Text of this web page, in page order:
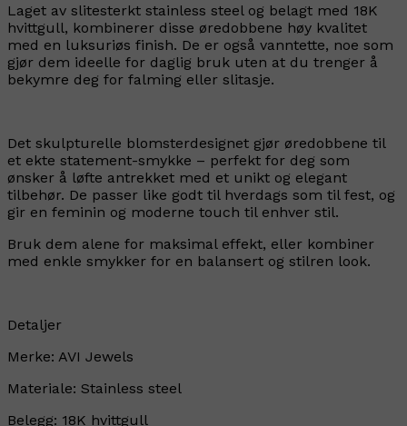
Laget av slitesterkt stainless steel og belagt med 18K
hvittgull, kombinerer disse øredobbene høy kvalitet
med en luksuriøs finish. De er også vanntette, noe som
gjør dem ideelle for daglig bruk uten at du trenger å
bekymre deg for falming eller slitasje.
Det skulpturelle blomsterdesignet gjør øredobbene til
et ekte statement-smykke – perfekt for deg som
ønsker å løfte antrekket med et unikt og elegant
tilbehør. De passer like godt til hverdags som til fest, og
gir en feminin og moderne touch til enhver stil.
Bruk dem alene for maksimal effekt, eller kombiner
med enkle smykker for en balansert og stilren look.
Detaljer
Merke: AVI Jewels
Materiale: Stainless steel
Belegg: 18K hvittgull